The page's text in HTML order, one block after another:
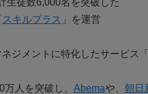
スキルプラス 」を運営
ジメントに特化したサービス
人を突破し、 Abemaや、 朝日